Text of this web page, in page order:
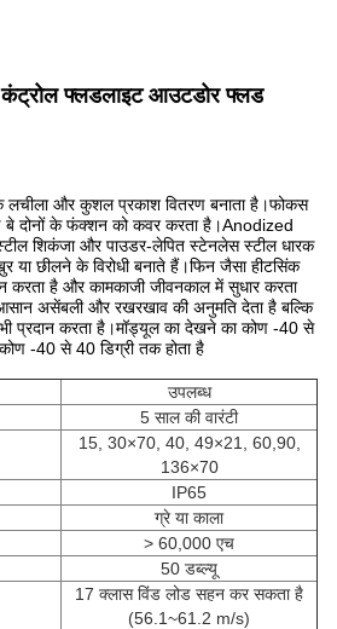
कंट्रोल फ्लडलाइट आउटडोर फ्लड
लचीला और कुशल प्रकाश वितरण बनाता है।फोकस
बे दोनों के फंक्शन को कवर करता है।Anodized
शिकंजा और पाउडर-लेपित स्टेनलेस स्टील धारक
या छीलने के विरोधी बनाते हैं।फिन जैसा हीटसिंक
करता है और कामकाजी जीवनकाल में सुधार करता
असेंबली और रखरखाव की अनुमति देता है बल्कि
प्रदान करता है।मॉड्यूल का देखने का कोण -40 से
-40 से 40 डिग्री तक होता है
उपलब्ध
5 साल की वारंटी
15, 30×70, 40, 49×21, 60,90,
136×70
IP65
ग्रे या काला
> 60,000 एच
50 डब्ल्यू
17 क्लास विंड लोड सहन कर सकता है
(56.1~61.2 m/s)